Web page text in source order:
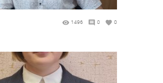
1496 0 0